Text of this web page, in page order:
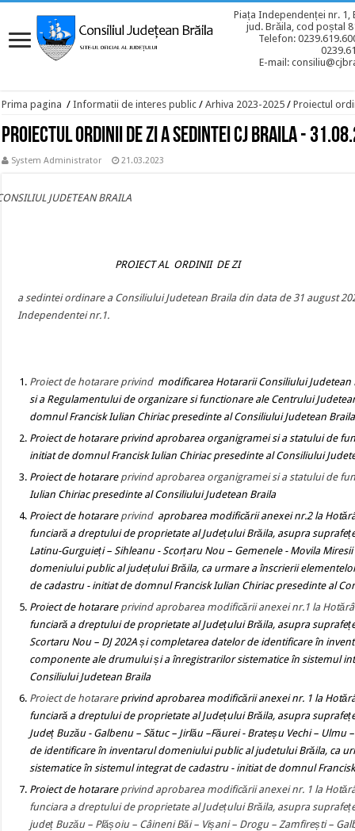
Piața Independenței nr. 1,
jud. Brăila, cod poștal
Telefon:
E-mail:
Prima pagina / Informatii de interes public / Arhiva 2023-2025 / Proiectul
Proiectul ordinii de zi a sedintei CJ BRAILA -
System Administrator 21.03.2023
JUDETEAN BRAILA
AL ORDINII DE ZI
a sedintei ordinare a Consiliului Judetean Braila din data de 31 august
Independentei nr.1.
Proiect de hotarare privindmodificarea Hotararii Consiliului
si a Regulamentului de organizare si functionare ale Centrului
domnul Francisk Iulian Chiriac presedinte al Consiliului Judetean Braila
Proiect de hotarare privind aprobarea organigramei si a statului de
initiat de domnul Francisk Iulian Chiriac presedinte al Consiliului
Proiect de hotarare privind aprobarea organigramei si a statului de
Iulian Chiriac presedinte al Consiliului Judetean Braila
Proiect de hotarare privind aprobarea modificării anexei nr.2 la
funciară a dreptului de proprietate al Județului Brăila, asupra
Latinu-Gurguieți – Sihleanu - Scorțaru Nou – Gemenele - Movila
domeniului public al județului Brăila, ca urmare a înscrierii
de cadastru - initiat de domnul Francisk Iulian Chiriac presedinte al
Proiect de hotarare privind aprobarea modificării anexei nr.1 la
funciară a dreptului de proprietate al Județului Brăila, asupra
Scortaru Nou – DJ 202Așicompletarea datelor de identificare în
componente ale drumului și a înregistrarilor sistematice în sistemul
Consiliului Judetean Braila
Proiect de hotarare privind aprobarea modificării anexei nr. 1 la
funciară a dreptului de proprietate al Județului Brăila, asupra
Județ Buzău - Galbenu – Sătuc – Jirlău –Făurei - Brateșu Vechi –
de identificare în inventarul domeniului public al judetului Brăila, ca
sistematice în sistemul integrat de cadastru - initiat de domnul
Proiect de hotarare privind aprobarea modificării anexei nr. 1 la
funciara a dreptului de proprietate al Județului Brăila, asupra
județ Buzău – Plășoiu – Câineni Băi – Vișani – Drogu – Zamfirești –